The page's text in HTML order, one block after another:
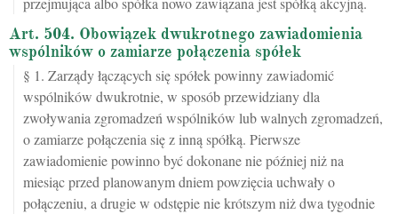
Art. 504. Obowiązek dwukrotnego zawiadomienia
wspólników o zamiarze połączenia spółek
§ 1. Zarządy łączących się spółek powinny zawiadomić
wspólników dwukrotnie, w sposób przewidziany dla
zwoływania zgromadzeń wspólników lub walnych zgromadzeń,
o zamiarze połączenia się z inną spółką. Pierwsze
zawiadomienie powinno być dokonane nie później niż na
miesiąc przed planowanym dniem powzięcia uchwały o
połączeniu, a drugie w odstępie nie krótszym niż dwa tygodnie